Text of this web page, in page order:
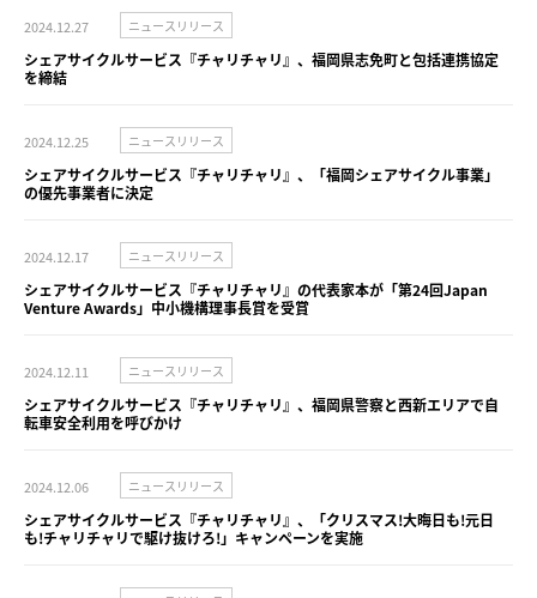
2024.12.27 ニュースリリース
シェアサイクルサービス『チャリチャリ』、福岡県志免町と包括連携協定
を締結
2024.12.25 ニュースリリース
シェアサイクルサービス『チャリチャリ』、「福岡シェアサイクル事業」
の優先事業者に決定
2024.12.17 ニュースリリース
シェアサイクルサービス『チャリチャリ』の代表家本が「第24回Japan
Venture Awards」中小機構理事長賞を受賞
2024.12.11 ニュースリリース
シェアサイクルサービス『チャリチャリ』、福岡県警察と西新エリアで自
転車安全利用を呼びかけ
2024.12.06 ニュースリリース
シェアサイクルサービス『チャリチャリ』、「クリスマス!大晦日も!元日
も!チャリチャリで駆け抜けろ!」キャンペーンを実施